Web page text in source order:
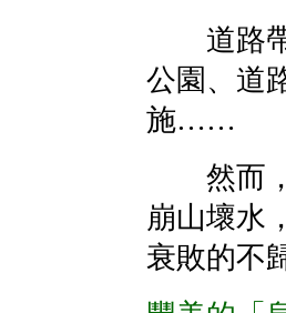
道路帶
公園、道
施……
然而，
崩山壞水
衰敗的不